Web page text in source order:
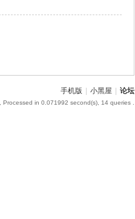
手机版 小黑屋 论坛
, Processed in 0.071992 second(s), 14 queries .